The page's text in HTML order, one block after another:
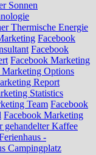
Sonnen
Thermische Energie
Facebook
Facebook
Facebook Marketing
Marketing Options
Report
Statistics
Team Facebook
Facebook Marketing
gehandelter Kaffee
-
Campingplatz